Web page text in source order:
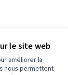
le site web
améliorer la
nous permettent